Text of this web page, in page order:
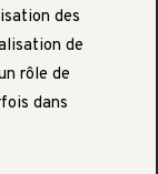
des
de
rôle de
dans